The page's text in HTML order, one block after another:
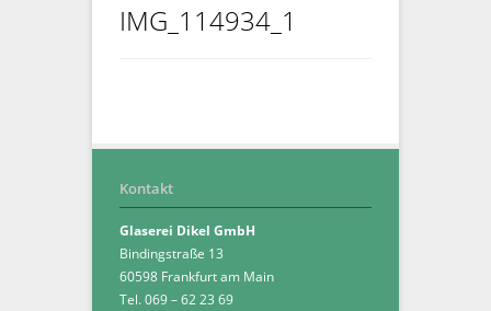
IMG_114934_1
Kontakt
Glaserei Dikel GmbH
Bindingstraße 13
60598 Frankfurt am Main
Tel. 069 – 62 23 69